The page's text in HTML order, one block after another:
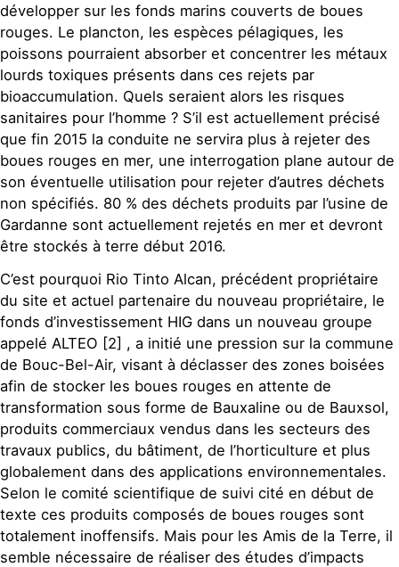
développer sur les fonds marins couverts de boues
rouges. Le plancton, les espèces pélagiques, les
poissons pourraient absorber et concentrer les métaux
lourds toxiques présents dans ces rejets par
bioaccumulation. Quels seraient alors les risques
sanitaires pour l’homme ? S’il est actuellement précisé
que fin 2015 la conduite ne servira plus à rejeter des
boues rouges en mer, une interrogation plane autour de
son éventuelle utilisation pour rejeter d’autres déchets
non spécifiés. 80 % des déchets produits par l’usine de
Gardanne sont actuellement rejetés en mer et devront
être stockés à terre début 2016.
C’est pourquoi Rio Tinto Alcan, précédent propriétaire
du site et actuel partenaire du nouveau propriétaire, le
fonds d’investissement HIG dans un nouveau groupe
appelé ALTEO [2] , a initié une pression sur la commune
de Bouc-Bel-Air, visant à déclasser des zones boisées
afin de stocker les boues rouges en attente de
transformation sous forme de Bauxaline ou de Bauxsol,
produits commerciaux vendus dans les secteurs des
travaux publics, du bâtiment, de l’horticulture et plus
globalement dans des applications environnementales.
Selon le comité scientifique de suivi cité en début de
texte ces produits composés de boues rouges sont
totalement inoffensifs. Mais pour les Amis de la Terre, il
semble nécessaire de réaliser des études d’impacts